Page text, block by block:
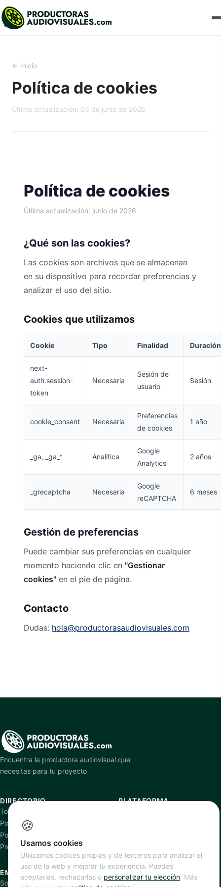
← Inicio
Política de cookies
Última actualización: 05 de junio de 2026
Política de cookies
Última actualización: junio de 2026
¿Qué son las cookies?
Las cookies son archivos que se almacenan
en su dispositivo para recordar preferencias y
analizar el uso del sitio.
Cookies que utilizamos
Cookie Tipo Finalidad Duración
next-
auth.session-
token
Necesaria
Sesión de
usuario
Sesión
cookie_consent Necesaria
Preferencias
de cookies
1 año
_ga, _ga_* Analítica
Google
Analytics
2 años
_grecaptcha Necesaria
Google
reCAPTCHA
6 meses
Gestión de preferencias
Puede cambiar sus preferencias en cualquier
momento haciendo clic en "Gestionar
cookies" en el pie de página.
Contacto
Dudas: hola@productorasaudiovisuales.com
Encuentra la productora audiovisual que
necesitas para tu proyecto
DIRECTORIO
Todas las productoras
Por especialidad
Por ciudad
Productoras verificadas
PLATAFORMA
EMPRESA
Sobre nosotros
🍪
Usamos cookies
Utilizamos cookies propias y de terceros para analizar el
uso de la web y mejorar tu experiencia. Puedes
aceptarlas, rechazarlas o personalizar tu elección. Más